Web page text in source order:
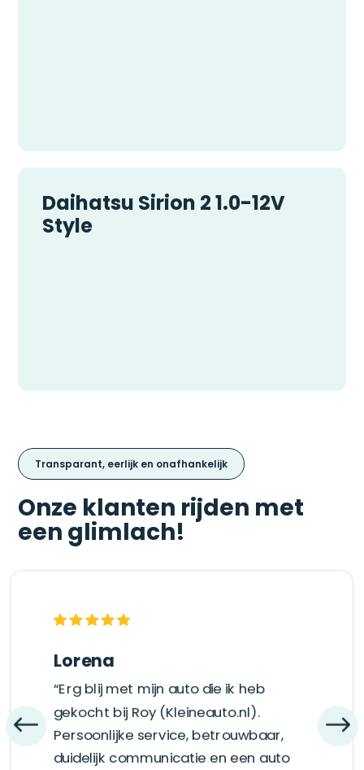
Daihatsu Sirion 2 1.0-12V
Style
Transparant, eerlijk en onafhankelijk
Onze klanten rijden met
een glimlach!
Lorena
“Erg blij met mijn auto die ik heb
gekocht bij Roy (Kleineauto.nl).
Persoonlijke service, betrouwbaar,
duidelijk communicatie en een auto